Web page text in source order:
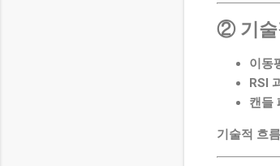
② 기술
이동
RSI
캔들
기술적 흐